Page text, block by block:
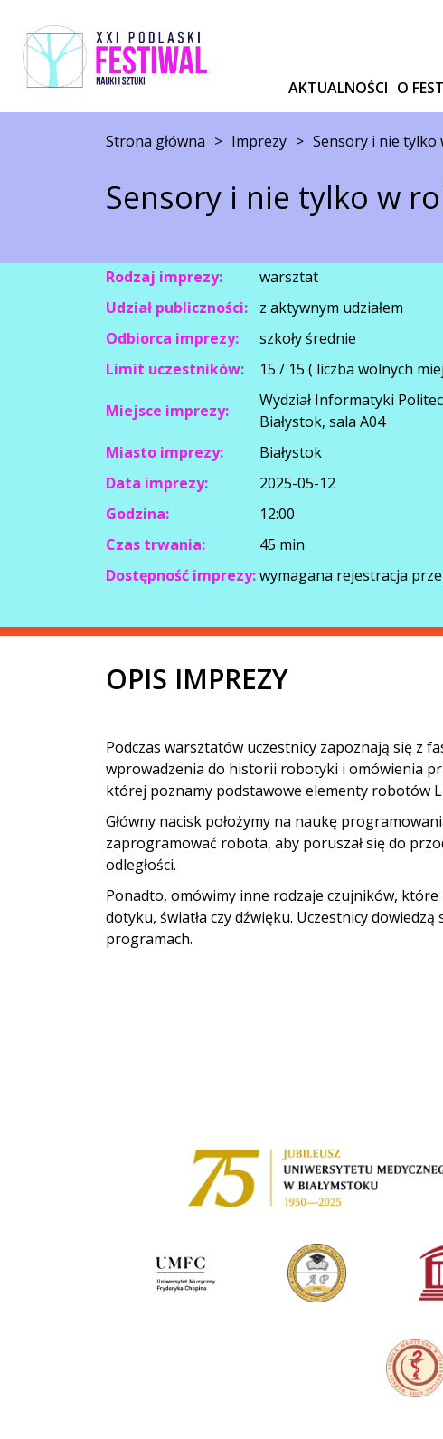
AKTUALNOŚCI O
Strona główna > Imprezy > Sensory i nie tylko
Sensory i nie tylko w
Rodzaj imprezy:
warsztat
Udział publiczności:
z aktywnym udziałem
Odbiorca imprezy:
szkoły średnie
Limit uczestników:
15 / 15 ( liczba wolnych
Miejsce imprezy:
Wydział Informatyki
Białystok, sala A04
Miasto imprezy:
Białystok
Data imprezy:
2025-05-12
Godzina:
12:00
Czas trwania:
45 min
Dostępność imprezy:wymagana rejestracja
OPIS IMPREZY
Podczas warsztatów uczestnicy zapoznają się z
wprowadzenia do historii robotyki i omówienia
której poznamy podstawowe elementy robotów
Główny nacisk położymy na naukę
zaprogramować robota, aby poruszał się do
odległości.
Ponadto, omówimy inne rodzaje czujników,
dotyku, światła czy dźwięku. Uczestnicy
programach.